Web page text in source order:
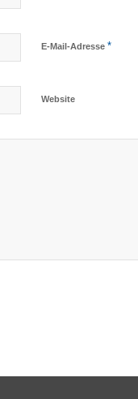
E-Mail-Adresse *
Website